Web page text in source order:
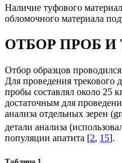
Наличие туфового
обломочного материала
ОТБОР ПРОБ
Отбор образцов
Для проведения трекового
пробы составлял около 25
достаточным для
анализа отдельных зерен
детали анализа
популяции апатита [2, 15].